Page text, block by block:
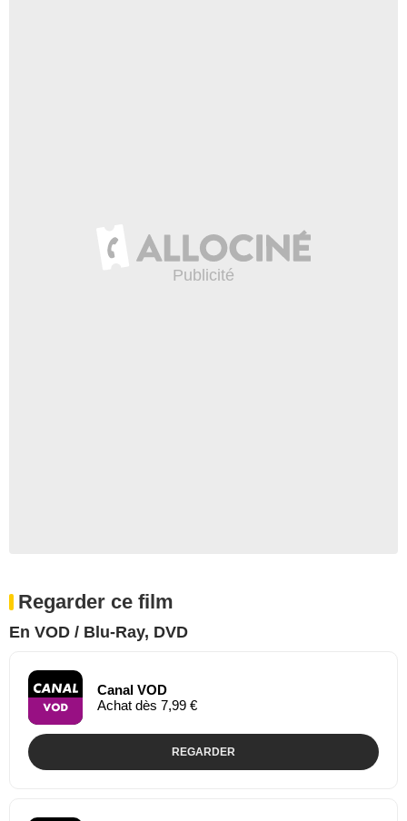
Regarder ce film
En VOD / Blu-Ray, DVD
Canal VOD
Achat dès 7,99 €
REGARDER